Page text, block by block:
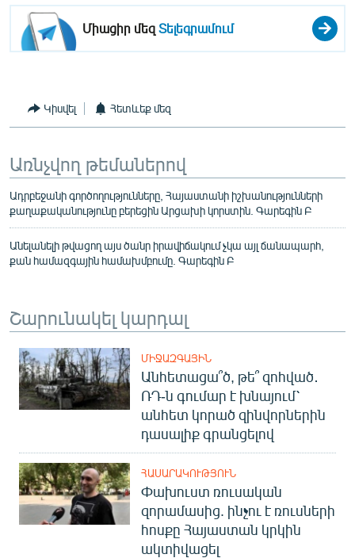
Միացիր մեզՏելեգրամում
Կիսվել Հետևեք մեզ
Առնչվող թեմաներով
Ադրբեջանի գործողությունները, Հայաստանի իշխանությունների
քաղաքականությունը բերեցին Արցախի կորստին. Գարեգին Բ
Անելանելի թվացող այս ծանր իրավիճակում չկա այլ ճանապարհ,
քան համազգային համախմբումը. Գարեգին Բ
Շարունակել կարդալ
ՄԻՋԱԶԳԱՅԻՆ
Անհետացա՞ծ, թե՞ զոհված․
ՌԴ-ն գումար է խնայում՝
անհետ կորած զինվորներին
դասալիք գրանցելով
ՀԱՍԱՐԱԿՈՒԹՅՈՒՆ
Փախուստ ռուսական
զորամասից. ինչու է ռուսների
հոսքը Հայաստան կրկին
ակտիվացել